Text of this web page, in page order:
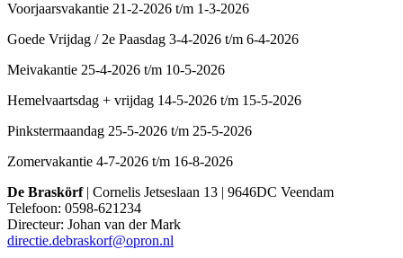
Voorjaarsvakantie 21-2-2026 t/m 1-3-2026
Goede Vrijdag / 2e Paasdag 3-4-2026 t/m 6-4-2026
Meivakantie 25-4-2026 t/m 10-5-2026
Hemelvaartsdag + vrijdag 14-5-2026 t/m 15-5-2026
Pinkstermaandag 25-5-2026 t/m 25-5-2026
Zomervakantie 4-7-2026 t/m 16-8-2026
De Braskörf| Cornelis Jetseslaan 13 | 9646DC Veendam
Telefoon: 0598-621234
Directeur: Johan van der Mark
directie.debraskorf@opron.nl